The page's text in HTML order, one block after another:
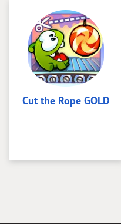
Cut the Rope GOLD